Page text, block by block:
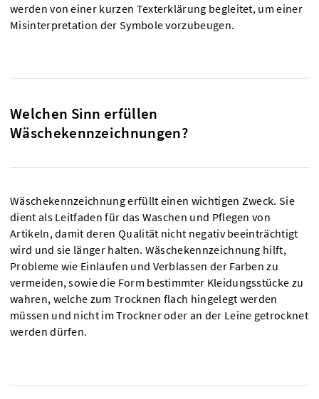
werden von einer kurzen Texterklärung begleitet, um einer
Misinterpretation der Symbole vorzubeugen.
Welchen Sinn erfüllen
Wäschekennzeichnungen?
Wäschekennzeichnung erfüllt einen wichtigen Zweck. Sie
dient als Leitfaden für das Waschen und Pflegen von
Artikeln, damit deren Qualität nicht negativ beeinträchtigt
wird und sie länger halten. Wäschekennzeichnung hilft,
Probleme wie Einlaufen und Verblassen der Farben zu
vermeiden, sowie die Form bestimmter Kleidungsstücke zu
wahren, welche zum Trocknen flach hingelegt werden
müssen und nicht im Trockner oder an der Leine getrocknet
werden dürfen.